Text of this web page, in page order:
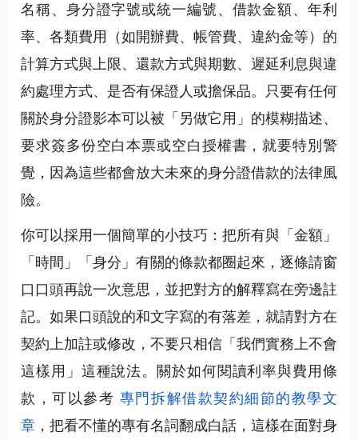
名稱、身分證字號或統一編號、借款金額、年利
率、各類費用（如開辦費、帳管費、違約金等）的
計算方式與上限、還款方式與期數、遲延利息與違
約處理方式、是否有保證人或擔保品。只要有任何
關於身分證影本可以被「另做它用」的模糊描述、
要求簽多份空白本票或空白授權書，就要特別警
覺，因為這些都會放大未來的身分證借款的法律風
險。
你可以採用一個簡單的小技巧：把所有與「金額」
「時間」「身分」有關的條款都圈起來，逐條請窗
口口頭再說一次意思，並把對方的解釋寫在旁邊註
記。如果口頭說的和文字寫的有落差，就請對方在
契約上加註或修改，不要只相信「我們實務上不會
這樣用」這種說法。關於如何閱讀利率與費用條
款，可以參考 專門拆解借款契約細節的教學文
章 ，把看不懂的專有名詞翻成白話，這樣在面對身